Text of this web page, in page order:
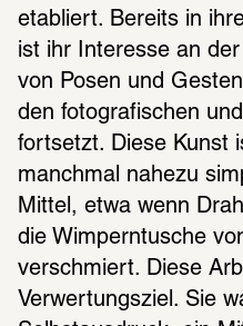
etabliert. Bereits in
ist ihr Interesse an
von Posen und
den fotografischen
fortsetzt. Diese Kunst
manchmal nahezu
Mittel, etwa wenn
die Wimperntusche
verschmiert. Diese
Verwertungsziel. Sie